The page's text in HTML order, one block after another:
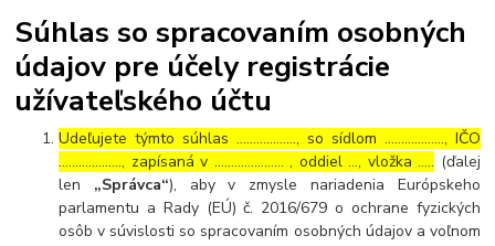
Súhlas so spracovaním osobných
údajov pre účely registrácie
užívateľského účtu
Udeľujete týmto súhlas ……………..., so sídlom ………………, IČO
………………., zapísaná v ………………… , oddiel …, vložka ….. (ďalej
len „Správca“), aby v zmysle nariadenia Európskeho
parlamentu a Rady (EÚ) č. 2016/679 o ochrane fyzických
osôb v súvislosti so spracovaním osobných údajov a voľnom